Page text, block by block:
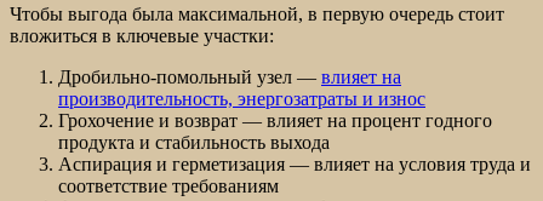
Чтобы выгода была максимальной, в первую очередь стоит
вложиться в ключевые участки:
Дробильно-помольный узел — влияет на
производительность, энергозатраты и износ
Грохочение и возврат — влияет на процент годного
продукта и стабильность выхода
Аспирация и герметизация — влияет на условия труда и
соответствие требованиям